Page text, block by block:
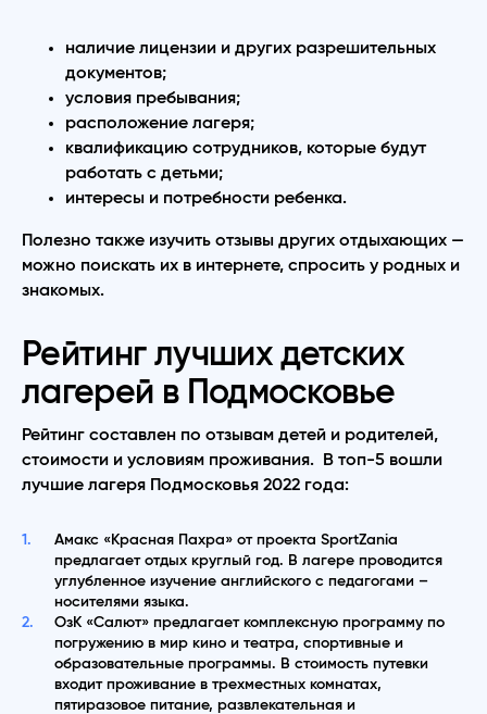
наличие лицензии и других разрешительных
документов;
условия пребывания;
расположение лагеря;
квалификацию сотрудников, которые будут
работать с детьми;
интересы и потребности ребенка.
Полезно также изучить отзывы других отдыхающих —
можно поискать их в интернете, спросить у родных и
знакомых.
Рейтинг лучших детских
лагерей в Подмосковье
Рейтинг составлен по отзывам детей и родителей,
стоимости и условиям проживания. В топ-5 вошли
лучшие лагеря Подмосковья 2022 года:
Амакс «Красная Пахра» от проекта SportZania
предлагает отдых круглый год. В лагере проводится
углубленное изучение английского с педагогами –
носителями языка.
ОзК «Салют» предлагает комплексную программу по
погружению в мир кино и театра, спортивные и
образовательные программы. В стоимость путевки
входит проживание в трехместных комнатах,
пятиразовое питание, развлекательная и